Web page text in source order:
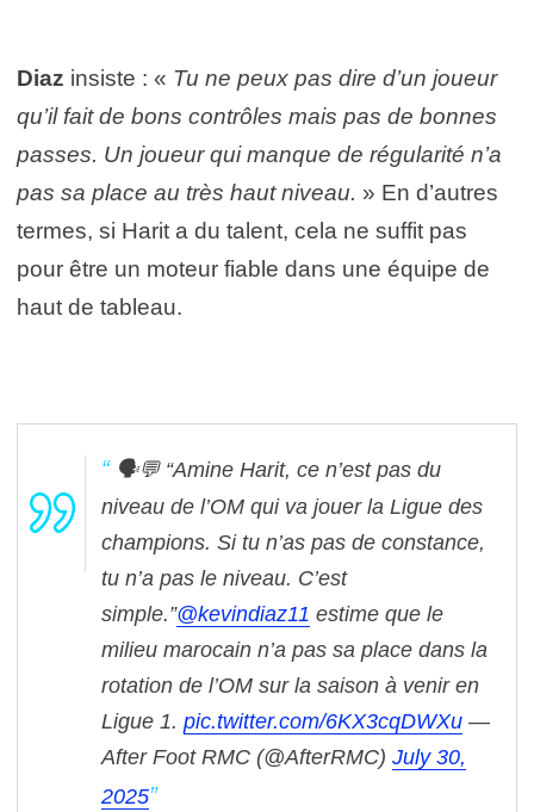
Diaz insiste : « Tu ne peux pas dire d’un joueur
qu’il fait de bons contrôles mais pas de bonnes
passes. Un joueur qui manque de régularité n’a
pas sa place au très haut niveau. » En d’autres
termes, si Harit a du talent, cela ne suffit pas
pour être un moteur fiable dans une équipe de
haut de tableau.
🗣💬 “Amine Harit, ce n’est pas du
niveau de l’OM qui va jouer la Ligue des
champions. Si tu n’as pas de constance,
tu n’a pas le niveau. C’est
simple.”@kevindiaz11 estime que le
milieu marocain n’a pas sa place dans la
rotation de l’OM sur la saison à venir en
Ligue 1. pic.twitter.com/6KX3cqDWXu —
After Foot RMC (@AfterRMC) July 30,
2025